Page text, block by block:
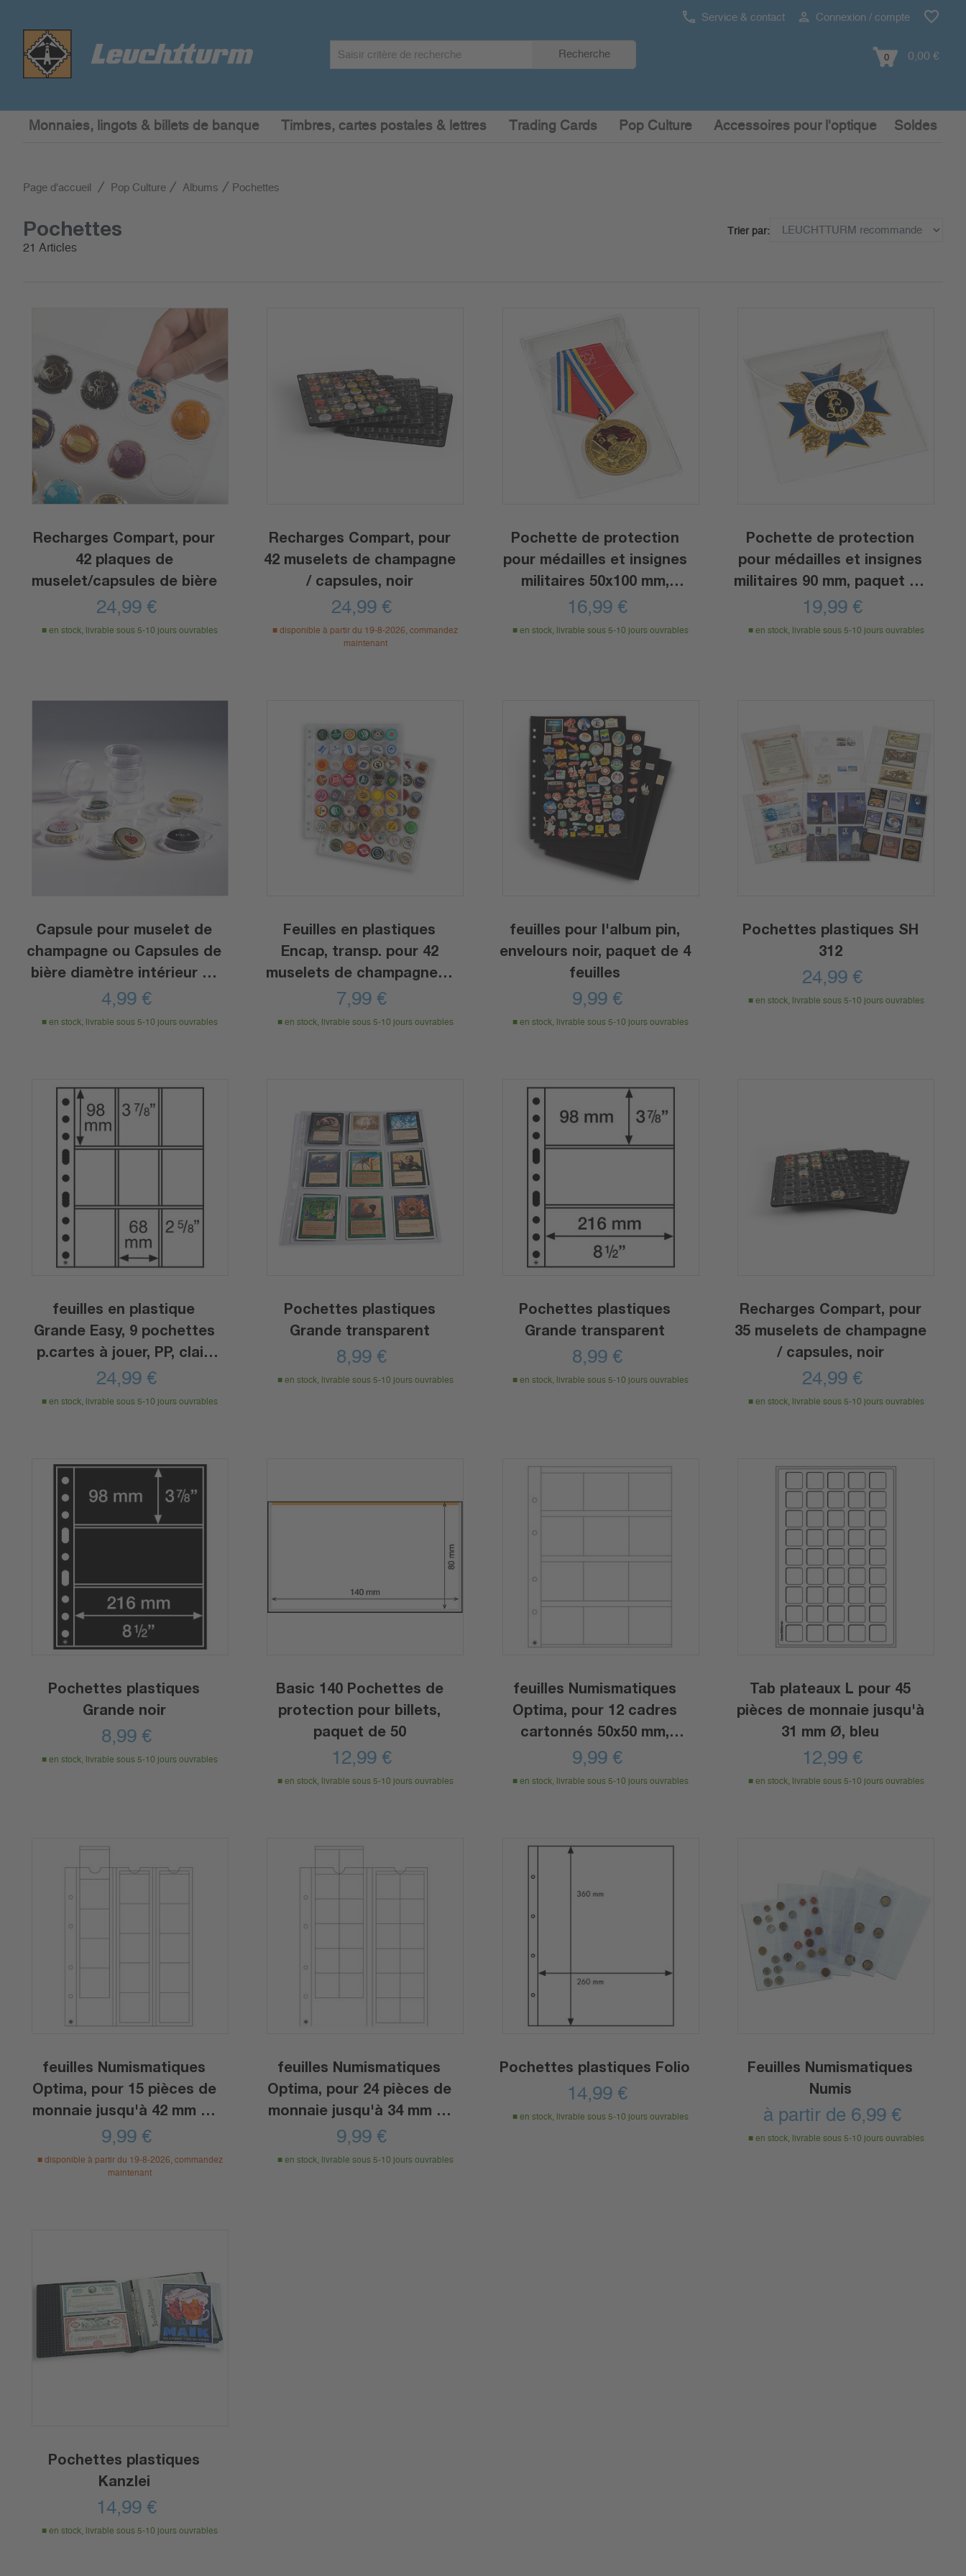
Service & contact Connexion / compte
Recherche 0 0,00 €
Monnaies, lingots & billets de banque Timbres, cartes postales & lettres Trading Cards Pop Culture Accessoires pour l'optique Soldes
Page d'accueil Pop Culture Albums Pochettes
Pochettes
21 Articles
Trier par:
Recharges Compart, pour
42 plaques de
muselet/capsules de bière
24,99 €
en stock, livrable sous 5-10 jours ouvrables
Recharges Compart, pour
42 muselets de champagne
/ capsules, noir
24,99 €
disponible à partir du 19-8-2026, commandez
maintenant
Pochette de protection
pour médailles et insignes
militaires 50x100 mm,
paquet de 50
16,99 €
en stock, livrable sous 5-10 jours ouvrables
Pochette de protection
pour médailles et insignes
militaires 90 mm, paquet de
50
19,99 €
en stock, livrable sous 5-10 jours ouvrables
Capsule pour muselet de
champagne ou Capsules de
bière diamètre intérieur 31
mm
4,99 €
en stock, livrable sous 5-10 jours ouvrables
Feuilles en plastiques
Encap, transp. pour 42
muselets de champagneet
capsules de bouteil
7,99 €
en stock, livrable sous 5-10 jours ouvrables
feuilles pour I'album pin,
envelours noir, paquet de 4
feuilles
9,99 €
en stock, livrable sous 5-10 jours ouvrables
Pochettes plastiques SH
312
24,99 €
en stock, livrable sous 5-10 jours ouvrables
feuilles en plastique
Grande Easy, 9 pochettes
p.cartes à jouer, PP, clair,
paquet de 50
24,99 €
en stock, livrable sous 5-10 jours ouvrables
Pochettes plastiques
Grande transparent
8,99 €
en stock, livrable sous 5-10 jours ouvrables
Pochettes plastiques
Grande transparent
8,99 €
en stock, livrable sous 5-10 jours ouvrables
Recharges Compart, pour
35 muselets de champagne
/ capsules, noir
24,99 €
en stock, livrable sous 5-10 jours ouvrables
Pochettes plastiques
Grande noir
8,99 €
en stock, livrable sous 5-10 jours ouvrables
Basic 140 Pochettes de
protection pour billets,
paquet de 50
12,99 €
en stock, livrable sous 5-10 jours ouvrables
feuilles Numismatiques
Optima, pour 12 cadres
cartonnés 50x50 mm,
transparent
9,99 €
en stock, livrable sous 5-10 jours ouvrables
Tab plateaux L pour 45
pièces de monnaie jusqu'à
31 mm Ø, bleu
12,99 €
en stock, livrable sous 5-10 jours ouvrables
feuilles Numismatiques
Optima, pour 15 pièces de
monnaie jusqu'à 42 mm Ø,
transparent
9,99 €
disponible à partir du 19-8-2026, commandez
maintenant
feuilles Numismatiques
Optima, pour 24 pièces de
monnaie jusqu'à 34 mm Ø,
transparent
9,99 €
en stock, livrable sous 5-10 jours ouvrables
Pochettes plastiques Folio
14,99 €
en stock, livrable sous 5-10 jours ouvrables
Feuilles Numismatiques
Numis
à partir de 6,99 €
en stock, livrable sous 5-10 jours ouvrables
Pochettes plastiques
Kanzlei
14,99 €
en stock, livrable sous 5-10 jours ouvrables